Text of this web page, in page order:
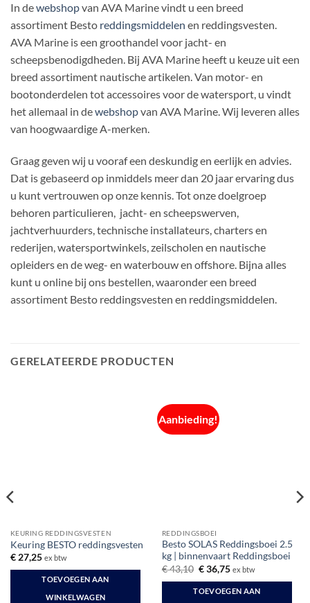
In dewebshopvan AVA Marine vindt u een breed
assortiment Besto reddingsmiddelen en reddingsvesten.
AVA Marine is een groothandel voor jacht- en
scheepsbenodigdheden. Bij AVA Marine heeft u keuze uit een
breed assortiment nautische artikelen. Van motor- en
bootonderdelen tot accessoires voor de watersport, u vindt
het allemaal in dewebshopvan AVA Marine. Wij leveren alles
van hoogwaardige A-merken.
Graag geven wij u vooraf een deskundig en eerlijk en advies.
Dat is gebaseerd op inmiddels meer dan 20 jaar ervaring dus
u kunt vertrouwen op onze kennis. Tot onze doelgroep
behoren particulieren, jacht- en scheepswerven,
jachtverhuurders, technische installateurs, charters en
rederijen, watersportwinkels, zeilscholen en nautische
opleiders en de weg- en waterbouw en offshore. Bijna alles
kunt u online bij ons bestellen, waaronder een breed
assortiment Besto reddingsvesten en reddingsmiddelen.
GERELATEERDE PRODUCTEN
KEURING REDDINGSVESTEN
Keuring BESTO reddingsvesten
€27,25 ex btw
TOEVOEGEN AAN
WINKELWAGEN
Aanbieding!
REDDINGSBOEI
Besto SOLAS Reddingsboei 2.5
kg | binnenvaart Reddingsboei
€43,10 Oorspronkelijke
was:
€ 43,10.
€36,75Huidige
is:
€ 36,75.
ex btw
TOEVOEGEN AAN